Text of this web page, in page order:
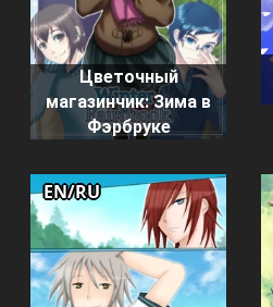
Цветочный
магазинчик: Зима в
Фэрбруке
EN/RU